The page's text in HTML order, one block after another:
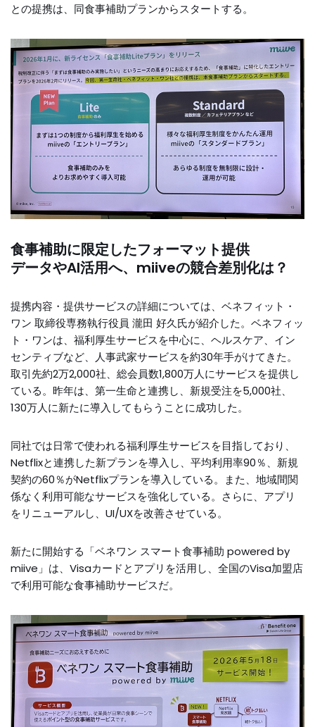
との提携は、同食事補助プランからスタートする。
食事補助に限定したフォーマット提供
データやAI活用へ、miiveの競合差別化は？
提携内容・提供サービスの詳細については、ベネフィット・
ワン 取締役専務執行役員 瀧田 好久氏が紹介した。ベネフィッ
ト・ワンは、福利厚生サービスを中心に、ヘルスケア、イン
センティブなど、人事武家サービスを約30年手がけてきた。
取引先約2万2,000社、総会員数1,800万人にサービスを提供し
ている。昨年は、第一生命と連携し、新規受注を5,000社、
130万人に新たに導入してもらうことに成功した。
同社では日常で使われる福利厚生サービスを目指しており、
Netflixと連携した新プランを導入し、平均利用率90％、新規
契約の60％がNetflixプランを導入している。また、地域間関
係なく利用可能なサービスを強化している。さらに、アプリ
をリニューアルし、UI/UXを改善させている。
新たに開始する「ベネワン スマート食事補助 powered by
miive」は、Visaカードとアプリを活用し、全国のVisa加盟店
で利用可能な食事補助サービスだ。